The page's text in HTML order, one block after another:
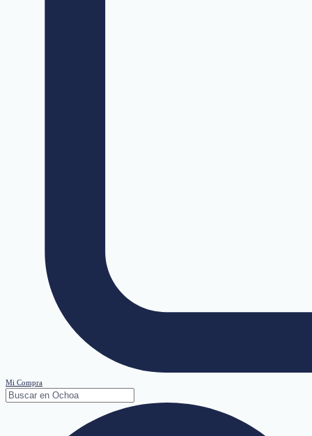
Mi Compra